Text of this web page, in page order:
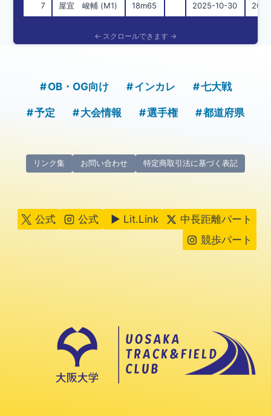
7 屋宜 峻輔 (M1) 18m65 2025-10-30
OB・OG向け インカレ 七大戦
予定 大会情報 選手権 都道府県
リンク集 お問い合わせ 特定商取引法に基づく表記
公式 公式 ▶ Lit.Link
中長距離パート
競歩パート